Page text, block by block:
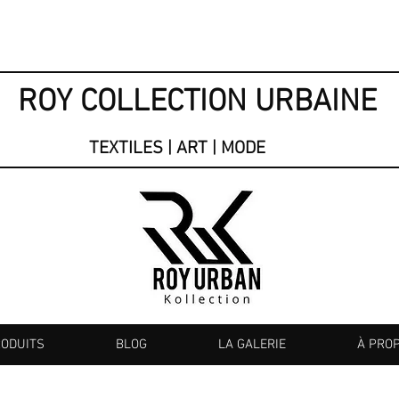
ROY COLLECTION URBAINE
TEXTILES | ART | MODE
BLOG LA GALERIE À